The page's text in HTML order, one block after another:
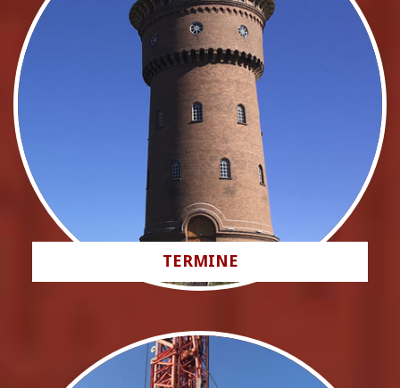
TERMINE